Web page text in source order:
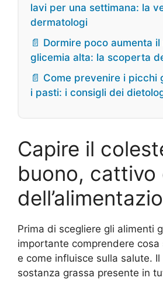
lavi per una settimana: la
dermatologi
📄 Dormire poco aumenta
glicemia alta: la scoperta
📄 Come prevenire i picchi
i pasti: i consigli dei
Capire il
buono, cattivo
Prima di scegliere gli alimenti
importante comprendere cosa
e come influisce sulla salute.
sostanza grassa presente in